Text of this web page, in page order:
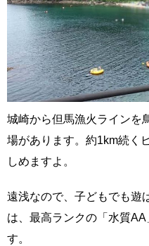
城崎から但馬漁火ラインを
場があります。約1km続く
しめますよ。
遠浅なので、子どもでも遊
は、最高ランクの「水質
す。